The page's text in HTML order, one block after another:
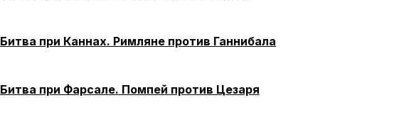
Битва при Каннах. Римляне против Ганнибала
Битва при Фарсале. Помпей против Цезаря